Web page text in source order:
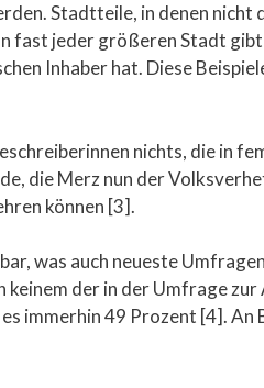
Stadtteile, in denen
fast jeder größeren Stadt
Inhaber hat. Diese
nichts, die in
die Merz nun der
können [3].
was auch neueste
der in der Umfrage
immerhin 49 Prozent [4].